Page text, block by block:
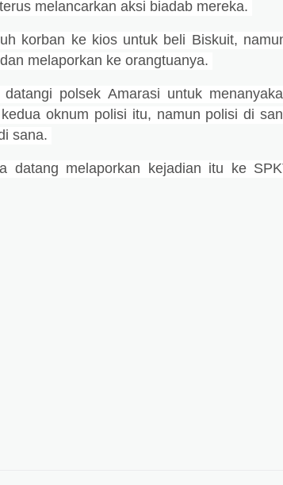
melancarkan aksi biadab mereka.
korban ke kios untuk beli Biskuit,
melaporkan ke orangtuanya.
polsek Amarasi untuk
oknum polisi itu, namun polisi di
sana.
datang melaporkan kejadian itu ke